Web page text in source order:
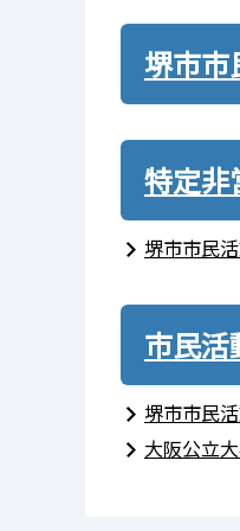
堺市市
特定非
堺市市民
市民活
堺市市民
大阪公立